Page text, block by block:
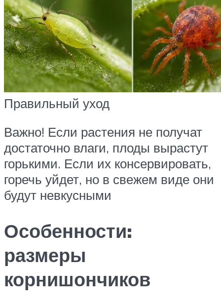
Правильный уход
Важно! Если растения не получат
достаточно влаги, плоды вырастут
горькими. Если их консервировать,
горечь уйдет, но в свежем виде они
будут невкусными
Особенности:
размеры
корнишончиков